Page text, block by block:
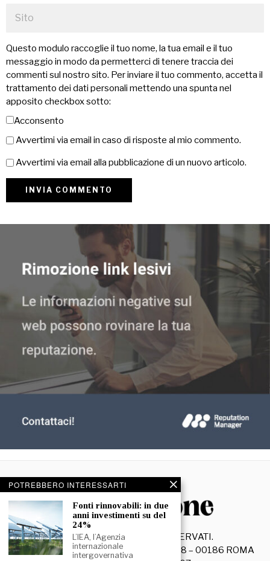
Questo modulo raccoglie il tuo nome, la tua email e il tuo
messaggio in modo da permetterci di tenere traccia dei
commenti sul nostro sito. Per inviare il tuo commento, accetta il
trattamento dei dati personali mettendo una spunta nel
apposito checkbox sotto:
Acconsento
Avvertimi via email in caso di risposte al mio commento.
Avvertimi via email alla pubblicazione di un nuovo articolo.
© 2026- TUTTI I DIRITTI RISERVATI.
La Discussione S.r.l. – Piazza Capranica, 78 – 00186 ROMA
POTREBBERO INTERESSARTI
Fonti rinnovabili: in due
anni investimenti su del
24%
L’IEA, l’Agenzia
internazionale
intergovernativa